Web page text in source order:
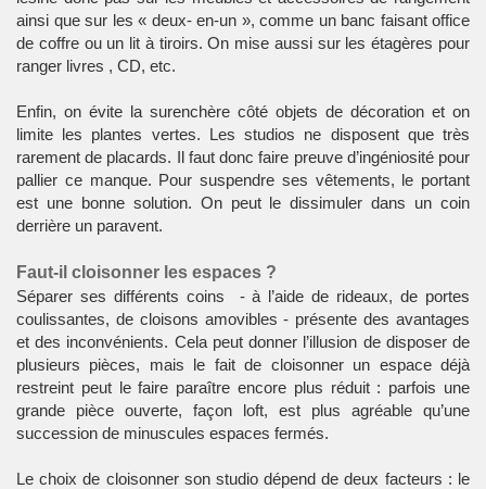
ainsi que sur les « deux- en-un », comme un banc faisant office
de coffre ou un lit à tiroirs. On mise aussi sur les étagères pour
ranger livres , CD, etc.
Enfin, on évite la surenchère côté objets de décoration et on
limite les plantes vertes. Les studios ne disposent que très
rarement de placards. Il faut donc faire preuve d’ingéniosité pour
pallier ce manque. Pour suspendre ses vêtements, le portant
est une bonne solution. On peut le dissimuler dans un coin
derrière un paravent.
Faut-il cloisonner les espaces ?
Séparer ses différents coins - à l’aide de rideaux, de portes
coulissantes, de cloisons amovibles - présente des avantages
et des inconvénients. Cela peut donner l’illusion de disposer de
plusieurs pièces, mais le fait de cloisonner un espace déjà
restreint peut le faire paraître encore plus réduit : parfois une
grande pièce ouverte, façon loft, est plus agréable qu’une
succession de minuscules espaces fermés.
Le choix de cloisonner son studio dépend de deux facteurs : le